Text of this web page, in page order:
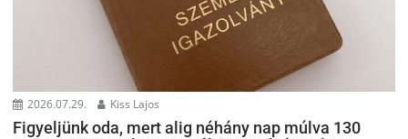
2026.07.29. Kiss Lajos
Figyeljünk oda, mert alig néhány nap múlva 130